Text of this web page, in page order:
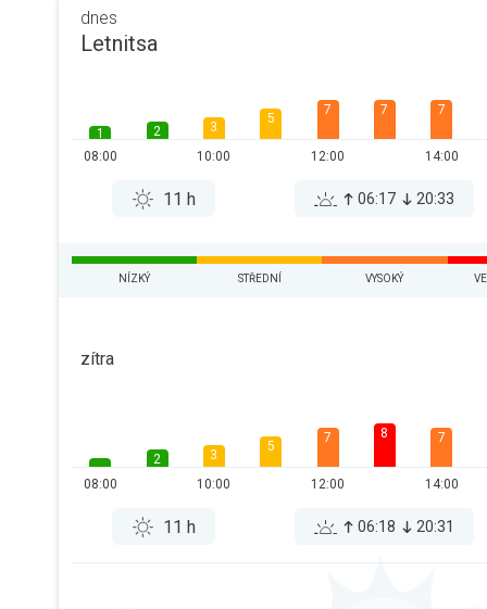
dnes
Letnitsa
1
08:00
2
3
10:00
5
7
12:00
7 7
14:00
11 h 06:17 20:33
NÍZKÝ STŘEDNÍ VYSOKÝ
zítra
08:00
2
3
10:00
5
7
12:00
8 7
14:00
11 h 06:18 20:31